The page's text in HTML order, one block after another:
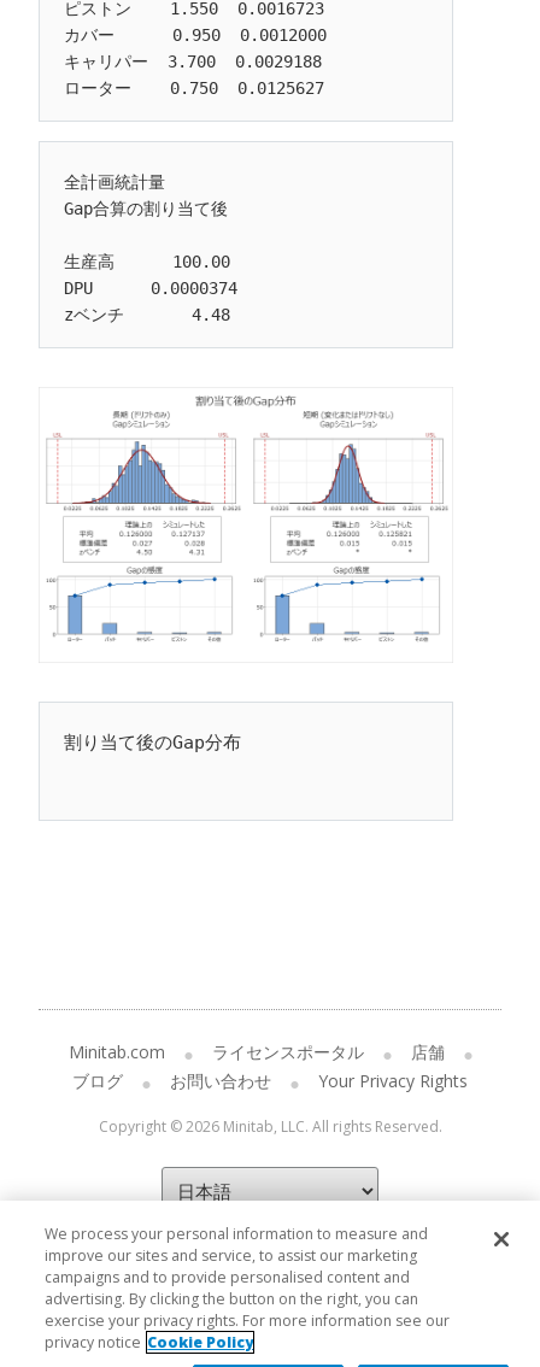
ピストン    1.550  0.0016723
カバー      0.950  0.0012000
キャリパー  3.700  0.0029188
全計画統計量
Gap合算の割り当て後
生産高      100.00
DPU      0.0000374
Minitab.com ライセンスポータル
店舗
ブログ
お問い合わせ Your Privacy Rights
Copyright © 2026 Minitab, LLC. All rights Reserved.
We process your personal information to measure and
improve our sites and service, to assist our marketing
campaigns and to provide personalised content and
advertising. By clicking the button on the right, you can
exercise your privacy rights. For more information see our
privacy notice Cookie Policy